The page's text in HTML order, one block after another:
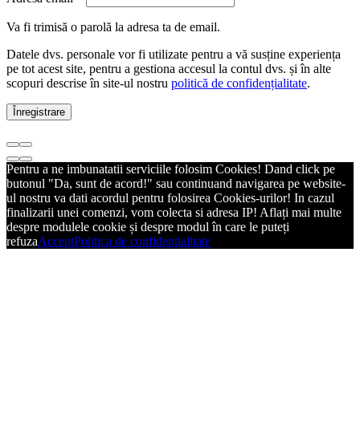
Va fi trimisă o parolă la adresa ta de email.
Datele dvs. personale vor fi utilizate pentru a vă susține experiența
pe tot acest site, pentru a gestiona accesul la contul dvs. și în alte
scopuri descrise în site-ul nostru politică de confidențialitate.
Înregistrare
Pentru a ne imbunatatii serviciile folosim Cookies! Dand click pe
butonul "Da, sunt de acord!" sau continuand navigarea pe website-
ul nostru va dati acordul pentru folosirea Cookies-urilor! In cazul
finalizarii unei comenzi, vom colecta si adresa IP! Aflați mai multe
despre modulele cookie și despre modul în care le puteți
refuzaAcceptPolitica de confidentialitate